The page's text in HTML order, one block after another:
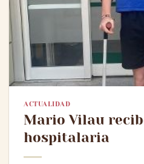
ACTUALIDAD
Mario Vilau
hospitalaria